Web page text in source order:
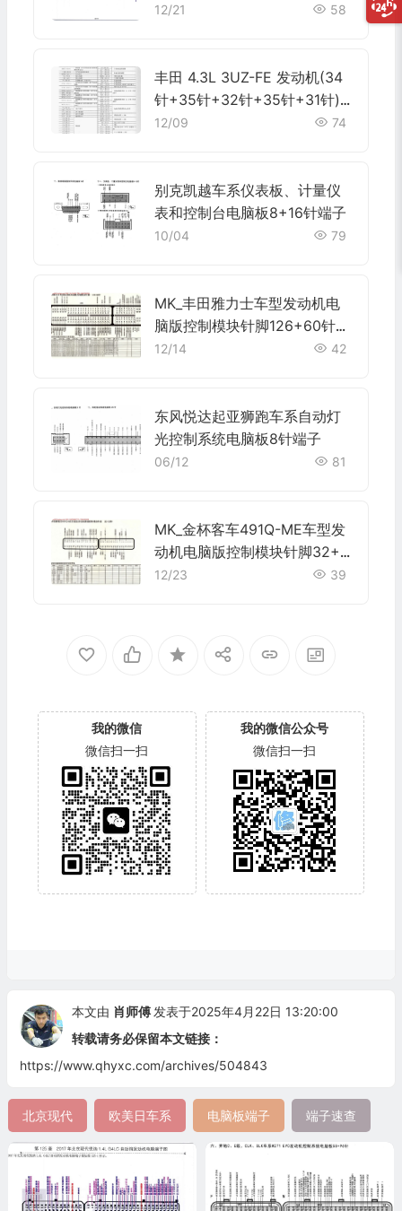
12/21 58
丰田 4.3L 3UZ-FE 发动机(34
针+35针+32针+35针+31针)
端子
12/09 74
别克凯越车系仪表板、计量仪
表和控制台电脑板8+16针端子
10/04 79
MK_丰田雅力士车型发动机电
脑版控制模块针脚126+60针
端子图
12/14 42
东风悦达起亚狮跑车系自动灯
光控制系统电脑板8针端子
06/12 81
MK_金杯客车491Q-ME车型发
动机电脑版控制模块针脚32+3
2针 端子图
12/23 39
我的微信
微信扫一扫
我的微信公众号
微信扫一扫
本文由 肖师傅 发表于2025年4月22日 13:20:00
转载请务必保留本文链接：
https://www.qhyxc.com/archives/504843
北京现代 欧美日车系 电脑板端子 端子速查